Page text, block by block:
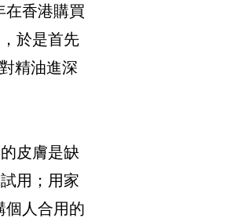
在香港購買
於是首先
精油進深
皮膚是缺
用；用家
個人合用的